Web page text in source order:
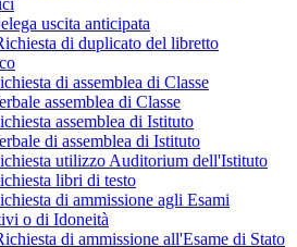
uscita anticipata
di duplicato del libretto
di assemblea di Classe
assemblea di Classe
assemblea di Istituto
di assemblea di Istituto
utilizzo Auditorium dell'Istituto
libri di testo
di ammissione agli Esami
o di Idoneità
di ammissione all'Esame di Stato